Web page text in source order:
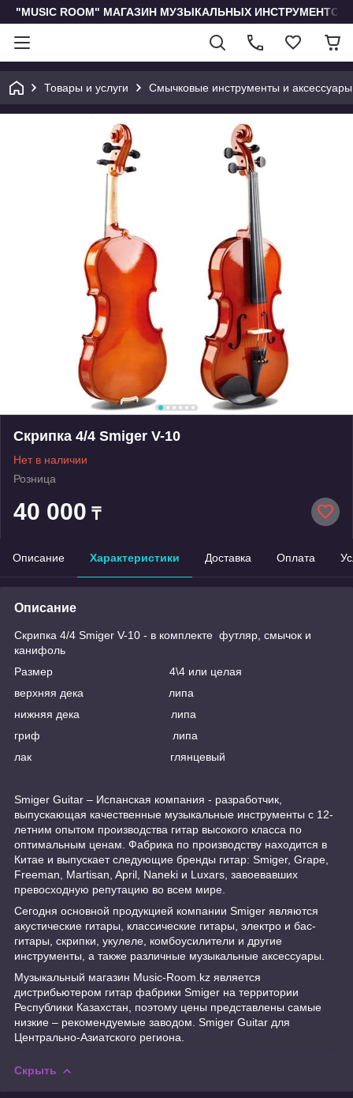
"MUSIC ROOM" МАГАЗИН МУЗЫКАЛЬНЫХ
Товары и услуги Смычковые инструменты и аксессуары
Скрипка 4/4 Smiger V-10
Нет в наличии
Розница
40 000 ₸
Описание Характеристики Доставка Оплата
Описание
Скрипка 4/4 Smiger V-10 - в комплекте футляр, смычок и
канифоль
Размер 4\4 или целая
верхняя дека липа
нижняя дека липа
гриф липа
лак глянцевый
Smiger Guitar – Испанская компания - разработчик,
выпускающая качественные музыкальные инструменты с 12-
летним опытом производства гитар высокого класса по
оптимальным ценам. Фабрика по производству находится в
Китае и выпускает следующие бренды гитар: Smiger, Grape,
Freeman, Martisan, April, Naneki и Luxars, завоевавших
превосходную репутацию во всем мире.
Сегодня основной продукцией компании Smiger являются
акустические гитары, классические гитары, электро и бас-
гитары, скрипки, укулеле, комбоусилители и другие
инструменты, а также различные музыкальные аксессуары.
Музыкальный магазин Music-Room.kz является
дистрибьютером гитар фабрики Smiger на территории
Республики Казахстан, поэтому цены представлены самые
низкие – рекомендуемые заводом. Smiger Guitar для
Центрально-Азиатского региона.
Скрыть